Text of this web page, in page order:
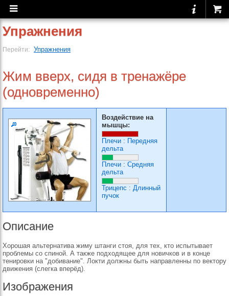
Упражнения
Перейти: Упражнения
Жим вверх, сидя в тренажёре
(одновременно)
Воздействие на
мышцы:
Плечи : Передняя
дельта
Плечи : Средняя
дельта
Трицепс : Длинный
пучок
Описание
Хорошая альтернатива жиму штанги стоя, для тех, кто испытывает
проблемы со спиной. А также подходящее для новичков и в конце
тенировки на "добивание". Локти должны быть направленны по вектору
движения (слегка вперёд).
Изображения